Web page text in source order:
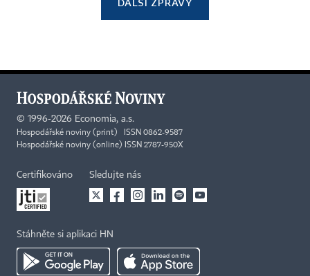
DALŠÍ ZPRÁVY
© 1996-2026 Economia, a.s.
Hospodářské noviny (print) ISSN 0862-9587
Hospodářské noviny (online) ISSN 2787-950X
Certifikováno Sledujte nás
Stáhněte si aplikaci HN